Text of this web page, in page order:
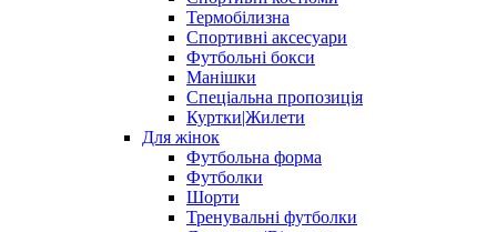
Термобілизна
Спортивні аксесуари
Футбольні бокси
Манішки
Спеціальна пропозиція
Куртки|Жилети
Для жінок
Футбольна форма
Футболки
Шорти
Тренувальні футболки